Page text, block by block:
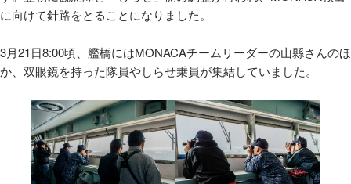
に向けて針路をとることになりました。
3月21日8:00頃、艦橋にはMONACAチームリーダーの山縣さんのほ
か、双眼鏡を持った隊員やしらせ乗員が集結していました。